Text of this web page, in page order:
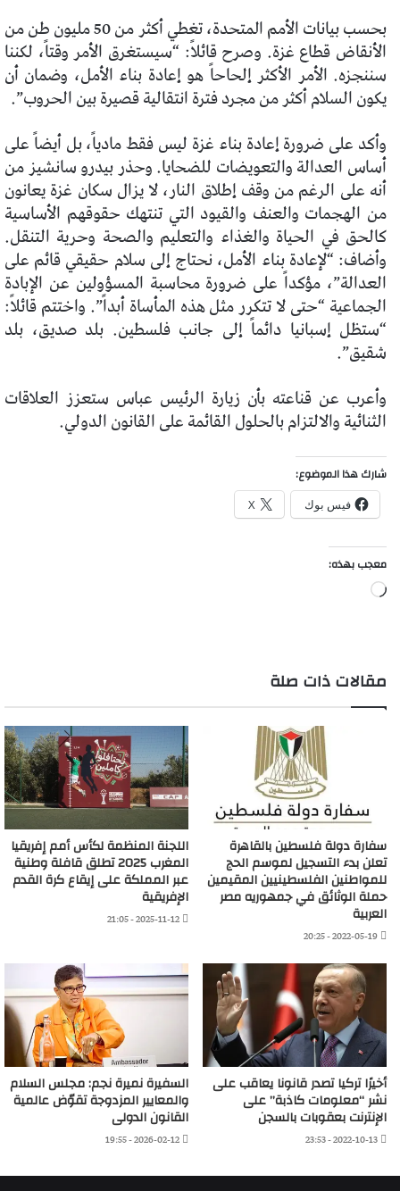
بحسب بيانات الأمم المتحدة، تغطي أكثر من 50 مليون طن من
الأنقاض قطاع غزة. وصرح قائلاً: “سيستغرق الأمر وقتاً، لكننا
سننجزه. الأمر الأكثر إلحاحاً هو إعادة بناء الأمل، وضمان أن
يكون السلام أكثر من مجرد فترة انتقالية قصيرة بين الحروب”.
وأكد على ضرورة إعادة بناء غزة ليس فقط مادياً، بل أيضاً على
أساس العدالة والتعويضات للضحايا. وحذر بيدرو سانشيز من
أنه على الرغم من وقف إطلاق النار، لا يزال سكان غزة يعانون
من الهجمات والعنف والقيود التي تنتهك حقوقهم الأساسية
كالحق في الحياة والغذاء والتعليم والصحة وحرية التنقل.
وأضاف: “لإعادة بناء الأمل، نحتاج إلى سلام حقيقي قائم على
العدالة”، مؤكداً على ضرورة محاسبة المسؤولين عن الإبادة
الجماعية “حتى لا تتكرر مثل هذه المأساة أبداً”. واختتم قائلاً:
“ستظل إسبانيا دائماً إلى جانب فلسطين. بلد صديق، بلد
شقيق”.
وأعرب عن قناعته بأن زيارة الرئيس عباس ستعزز العلاقات
الثنائية والالتزام بالحلول القائمة على القانون الدولي.
شارك هذا الموضوع:
فيس بوك X
معجب بهذه:
جاري
مقالات ذات صلة
سفارة دولة فلسطين بالقاهرة
تعلن بدء التسجيل لموسم الحج
للمواطنين الفلسطينيين المقيمين
حملة الوثائق في جمهوريه مصر
العربية
2022-05-19 - 20:25
اللجنة المنظمة لكأس أمم إفريقيا
المغرب 2025 تطلق قافلة وطنية
عبر المملكة على إيقاع كرة القدم
الإفريقية
2025-11-12 - 21:05
أخيرًا تركيا تصدر قانونا يعاقب على
نشر “معلومات كاذبة” على
الإنترنت بعقوبات بالسجن
2022-10-13 - 23:53
السفيرة نميرة نجم: مجلس السلام
والمعايير المزدوجة تقوّض عالمية
القانون الدولى
2026-02-12 - 19:55